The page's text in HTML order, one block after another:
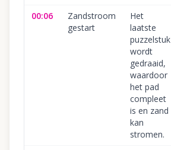
00:06
Zandstroom
gestart
Het
laatste
puzzelstuk
wordt
gedraaid,
waardoor
het pad
compleet
is en zand
kan
stromen.